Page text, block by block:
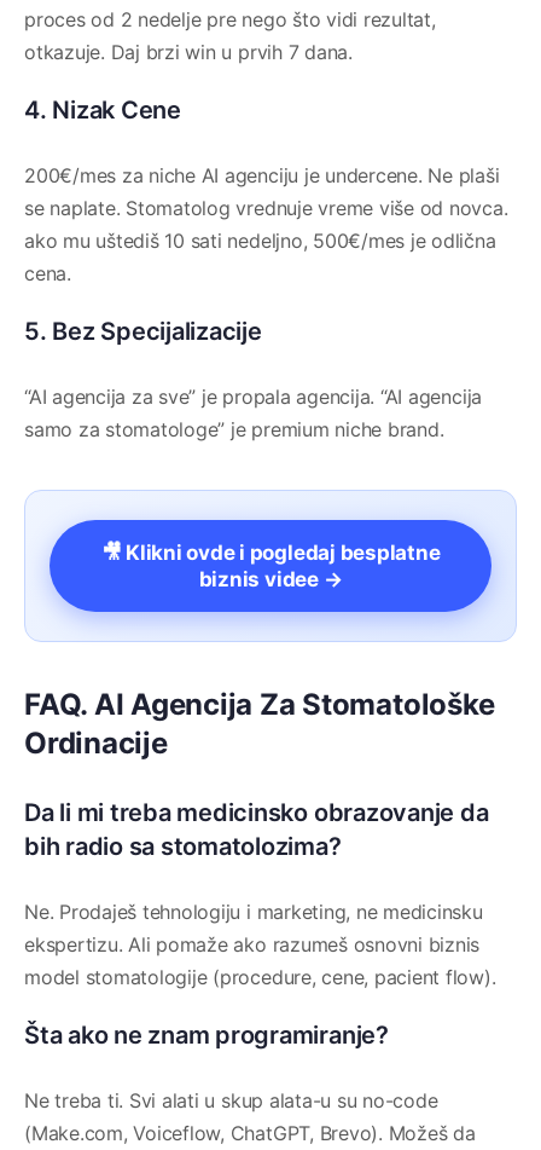
proces od 2 nedelje pre nego što vidi rezultat,
otkazuje. Daj brzi win u prvih 7 dana.
4. Nizak Cene
200€/mes za niche AI agenciju je undercene. Ne plaši
se naplate. Stomatolog vrednuje vreme više od novca.
ako mu uštediš 10 sati nedeljno, 500€/mes je odlična
cena.
5. Bez Specijalizacije
“AI agencija za sve” je propala agencija. “AI agencija
samo za stomatologe” je premium niche brand.
🎥 Klikni ovde i pogledaj besplatne
biznis videe →
FAQ. AI Agencija Za Stomatološke
Ordinacije
Da li mi treba medicinsko obrazovanje da
bih radio sa stomatolozima?
Ne. Prodaješ tehnologiju i marketing, ne medicinsku
ekspertizu. Ali pomaže ako razumeš osnovni biznis
model stomatologije (procedure, cene, pacient flow).
Šta ako ne znam programiranje?
Ne treba ti. Svi alati u skup alata-u su no-code
(Make.com, Voiceflow, ChatGPT, Brevo). Možeš da